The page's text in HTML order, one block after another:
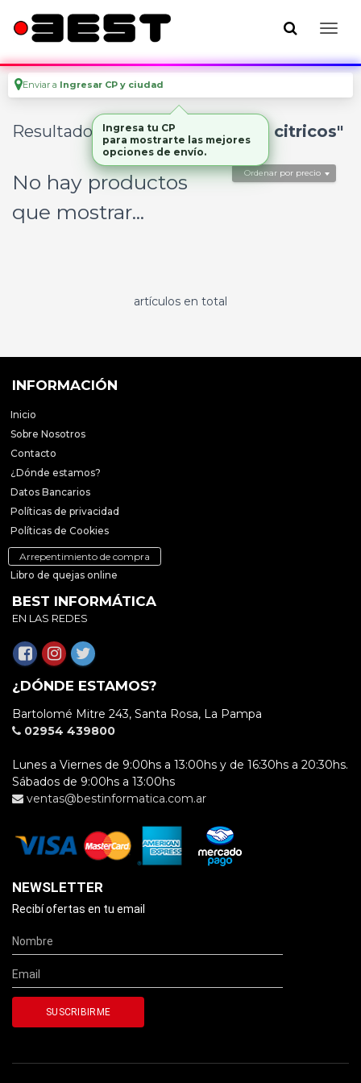
Enviar a Ingresar CP y ciudad
Resultados para"exprimidor de citricos"
Ordenar por precio
No hay productos
que mostrar...
artículos en total
INFORMACIÓN
Inicio
Sobre Nosotros
Contacto
¿Dónde estamos?
Datos Bancarios
Políticas de privacidad
Políticas de Cookies
Arrepentimiento de compra
Libro de quejas online
BEST INFORMÁTICA
EN LAS REDES
¿DÓNDE ESTAMOS?
Bartolomé Mitre 243, Santa Rosa, La Pampa
02954 439800
Lunes a Viernes de 9:00hs a 13:00hs y de 16:30hs a 20:30hs.
Sábados de 9:00hs a 13:00hs
ventas@bestinformatica.com.ar
NEWSLETTER
Recibí ofertas en tu email
Ingresa tu CP
para mostrarte las mejores
opciones de envío.